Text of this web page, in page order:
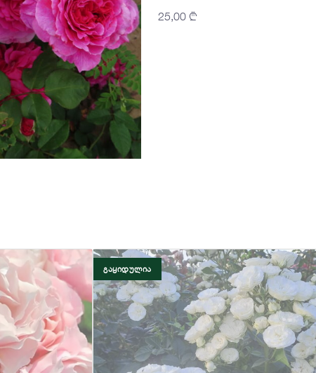
25,00 ₾
ᲒᲐᲧᲘᲓᲣᲚᲘᲐ